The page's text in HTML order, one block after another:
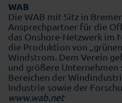
WAB
Die WAB mit Sitz in
Ansprechpartner für die
das Onshore-Netzwerk im
die Produktion von
Windstrom. Dem Verein
und größere Unternehmen
Bereichen der
Industrie sowie der
www.wab.net